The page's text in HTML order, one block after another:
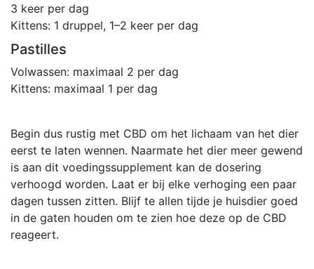
3 keer per dag
Kittens: 1 druppel, 1–2 keer per dag
Pastilles
Volwassen: maximaal 2 per dag
Kittens: maximaal 1 per dag
Begin dus rustig met CBD om het lichaam van het dier
eerst te laten wennen. Naarmate het dier meer gewend
is aan dit voedingssupplement kan de dosering
verhoogd worden. Laat er bij elke verhoging een paar
dagen tussen zitten. Blijf te allen tijde je huisdier goed
in de gaten houden om te zien hoe deze op de CBD
reageert.